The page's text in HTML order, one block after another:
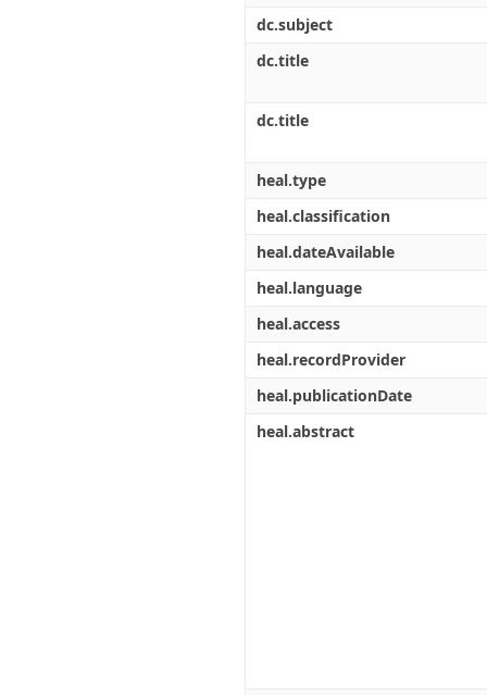
dc.subject
dc.title
dc.title
heal.type
heal.classification
heal.dateAvailable
heal.language
heal.access
heal.recordProvider
heal.publicationDate
heal.abstract